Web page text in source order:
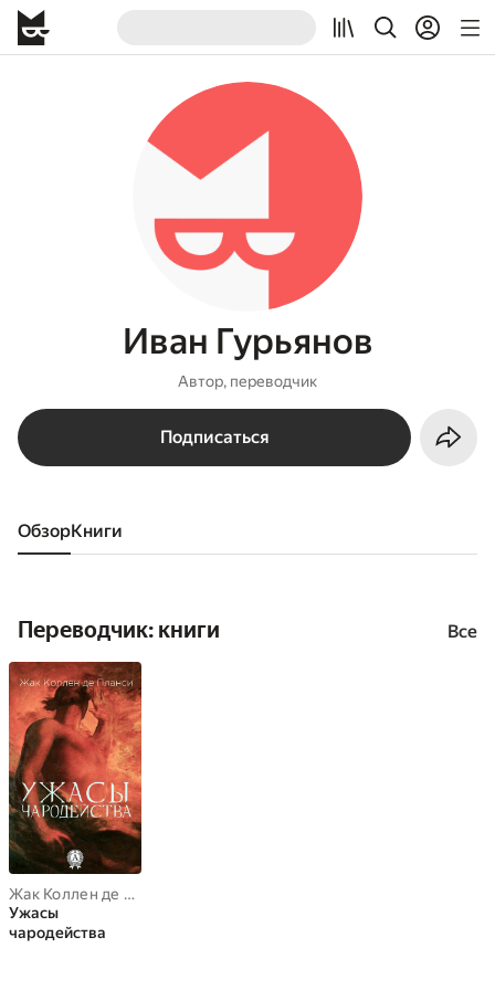
Иван Гурьянов
Автор, переводчик
Подписаться
Обзор книги
Переводчик: книги Все
Жак Коллен де Планси
Ужасы
чародейства